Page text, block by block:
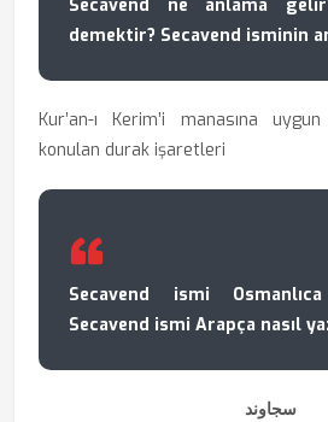
Secavend ne anlama
demektir? Secavend isminin
Kur’an-ı Kerim’i manasına
konulan durak işaretleri
Secavend ismi
Secavend ismi Arapça nasıl
سجاوند